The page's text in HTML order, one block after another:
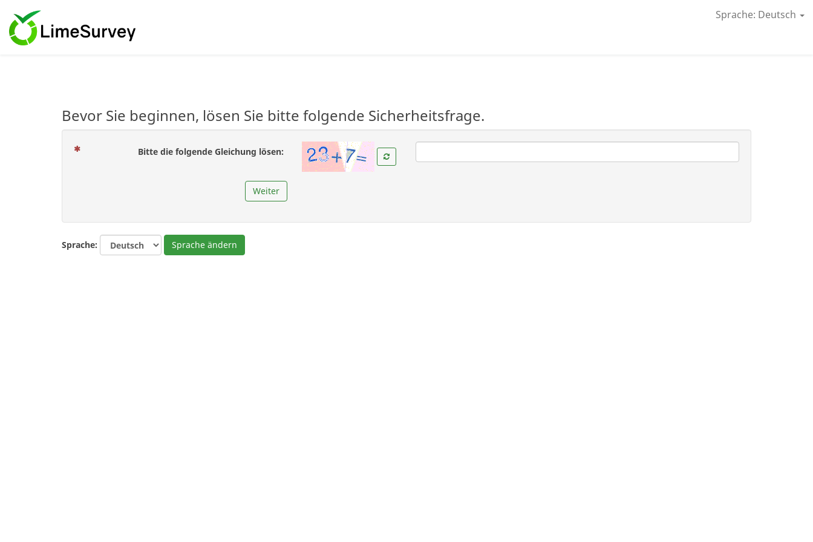
Sprache: Deutsch
Bevor Sie beginnen, lösen Sie bitte folgende Sicherheitsfrage.
Bitte die folgende Gleichung lösen:( Zwingend notwendig )
Weiter
Sprache: Sprache ändern